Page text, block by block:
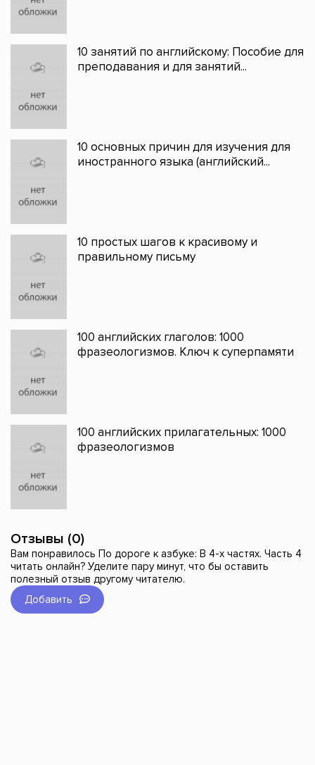
10 занятий по английскому: Пособие для
преподавания и для занятий...
10 основных причин для изучения для
иностранного языка (английский...
10 простых шагов к красивому и
правильному письму
100 английских глаголов: 1000
фразеологизмов. Ключ к суперпамяти
100 английских прилагательных: 1000
фразеологизмов
Отзывы (0)
Вам понравилось По дороге к азбуке: В 4-х частях. Часть 4
читать онлайн? Уделите пару минут, что бы оставить
полезный отзыв другому читателю.
Добавить